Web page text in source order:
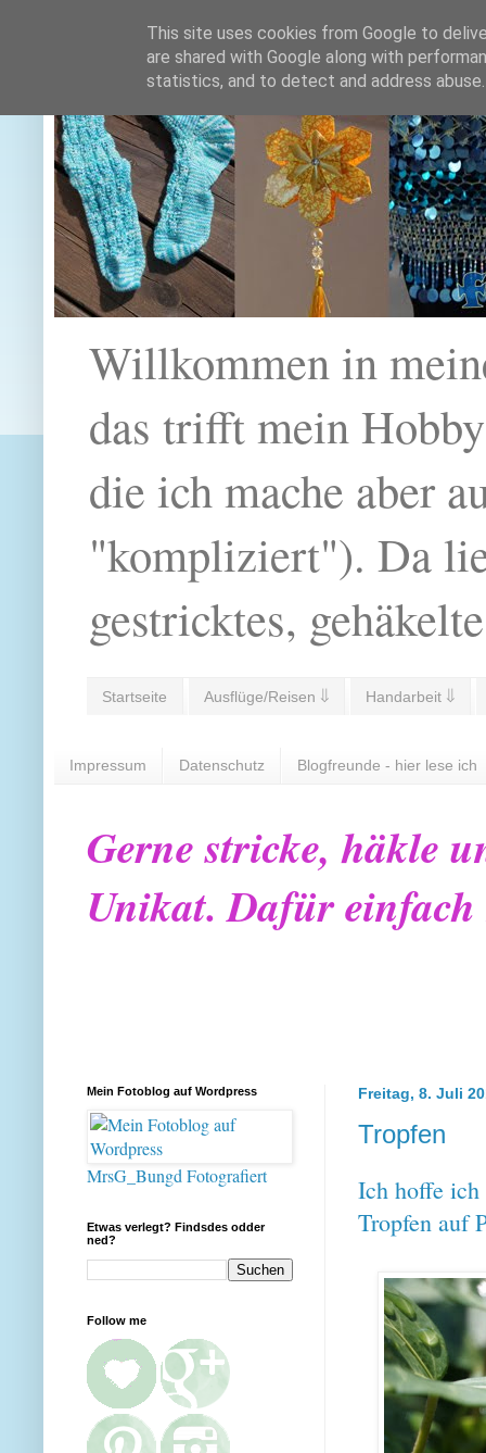
Willkommen in
das trifft mein
die ich mache aber
"kompliziert"). Da
gestricktes,
Startseite Ausflüge/Reisen ⇓ Handarbeit ⇓
Impressum Datenschutz Blogfreunde - hier lese ich
Gerne stricke, häkle
Unikat. Dafür
Freitag, 8. Juli
Tropfen
Ich hoffe
Tropfen auf
Mein Fotoblog auf Wordpress
MrsG_Bungd Fotografiert
Etwas verlegt? Findsdes odder
ned?
Follow me
This site uses cookies from Google to
are shared with Google along with
statistics, and to detect and address abuse.